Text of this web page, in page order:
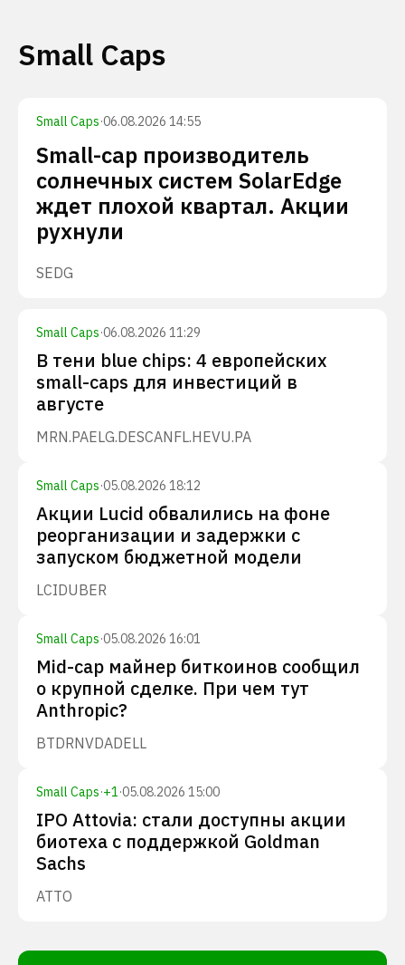
Small Caps
Small Caps·06.08.2026 14:55
Small-cap производитель
солнечных систем SolarEdge
ждет плохой квартал. Акции
рухнули
SEDG
Small Caps·06.08.2026 11:29
В тени blue chips: 4 европейских
small-caps для инвестиций в
августе
MRN.PAELG.DESCANFL.HEVU.PA
Small Caps·05.08.2026 18:12
Акции Lucid обвалились на фоне
реорганизации и задержки с
запуском бюджетной модели
LCIDUBER
Small Caps·05.08.2026 16:01
Mid-cap майнер биткоинов сообщил
о крупной сделке. При чем тут
Anthropic?
BTDRNVDADELL
Small Caps·+1·05.08.2026 15:00
IPO Attovia: стали доступны акции
биотеха с поддержкой Goldman
Sachs
ATTO